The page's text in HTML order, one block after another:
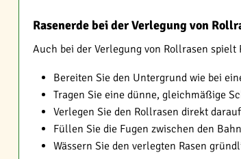
Rasenerde bei der Verlegung von
Auch bei der Verlegung von Rollrasen spielt
Bereiten Sie den Untergrund wie bei
Tragen Sie eine dünne, gleichmäßige
Verlegen Sie den Rollrasen direkt darauf
Füllen Sie die Fugen zwischen den
Wässern Sie den verlegten Rasen